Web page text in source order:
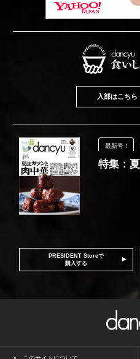
入部はこちら
最新号！
特集：
PRESIDENT Storeで
購入する